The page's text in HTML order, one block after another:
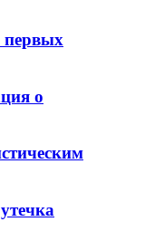
первых
о